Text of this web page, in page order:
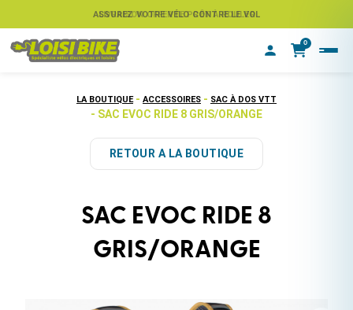
LIVRAISON OFFERTE PRÊT À ROULER
ASSUREZ VOTRE VÉLO CONTRE LE VOL
0
LA BOUTIQUE - ACCESSOIRES - SAC À DOS VTT
- SAC EVOC RIDE 8 GRIS/ORANGE
RETOUR A LA BOUTIQUE
SAC EVOC RIDE 8
GRIS/ORANGE